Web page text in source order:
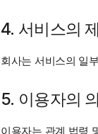
4. 서비스의
회사는 서비스의 일
5. 이용자의
이용자는 관계 법령